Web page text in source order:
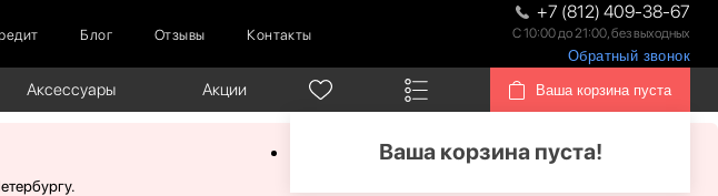
Блог Отзывы Контакты
+7 (812) 409-38-67
С 10:00 до 21:00, без выходных
Обратный звонок
Аксессуары Акции Ваша корзина пуста
Ваша корзина пуста!